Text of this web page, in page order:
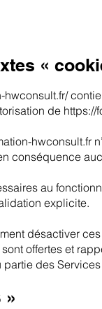
«
hwconsult.fr/
de https://
hwconsult.fr
conséquence
au
explicite.
désactiver
offertes et
partie des
»